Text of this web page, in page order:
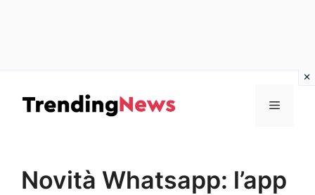
contenuto
Menu
Novità Whatsapp: l’app